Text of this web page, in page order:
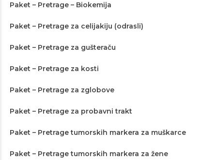
Paket – Pretrage – Biokemija
Paket – Pretrage za celijakiju (odrasli)
Paket – Pretrage za gušteraču
Paket – Pretrage za kosti
Paket – Pretrage za zglobove
Paket – Pretrage za probavni trakt
Paket – Pretrage tumorskih markera za muškarce
Paket – Pretrage tumorskih markera za žene